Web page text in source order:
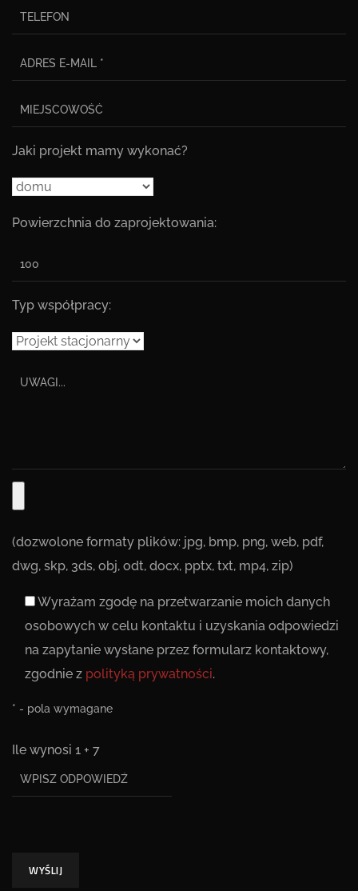
Jaki projekt mamy wykonać?
Powierzchnia do zaprojektowania:
Typ współpracy:
(dozwolone formaty plików: jpg, bmp, png, web, pdf,
dwg, skp, 3ds, obj, odt, docx, pptx, txt, mp4, zip)
Wyrażam zgodę na przetwarzanie moich danych
osobowych w celu kontaktu i uzyskania odpowiedzi
na zapytanie wysłane przez formularz kontaktowy,
zgodnie z polityką prywatności.
* - pola wymagane
Ile wynosi 1 + 7
WYŚLIJ